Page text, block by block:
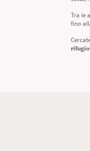
Tra le
fino
rifugio